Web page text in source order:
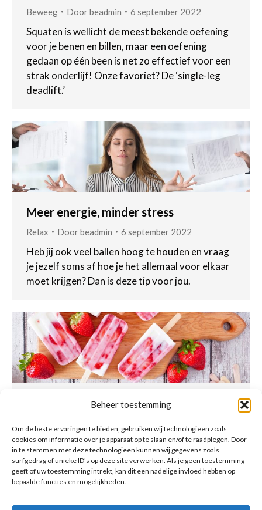
Beheer toestemming
Om de beste ervaringen te bieden, gebruiken wij technologieën zoals
cookies om informatie over je apparaat op te slaan en/of te raadplegen. Door
in te stemmen met deze technologieën kunnen wij gegevens zoals
surfgedrag of unieke ID's op deze site verwerken. Als je geen toestemming
geeft of uw toestemming intrekt, kan dit een nadelige invloed hebben op
bepaalde functies en mogelijkheden.
Beweeg Doorbeadmin 6 september 2022
Squaten is wellicht de meest bekende oefening
voor je benen en billen, maar een oefening
gedaan op één been is net zo effectief voor een
strak onderlijf! Onze favoriet? De ‘single-leg
deadlift.’
Meer energie, minder stress
Relax Doorbeadmin 6 september 2022
Heb jij ook veel ballen hoog te houden en vraag
je jezelf soms af hoe je het allemaal voor elkaar
moet krijgen? Dan is deze tip voor jou.
Aardbei yoghurt ijsjes
Deze ijsjes zonder toegevoegde suikers zijn
heerlijk voor jong en oud, bevatten weinig
calorieën en zijn daarom ideaal als
tussendoortje.